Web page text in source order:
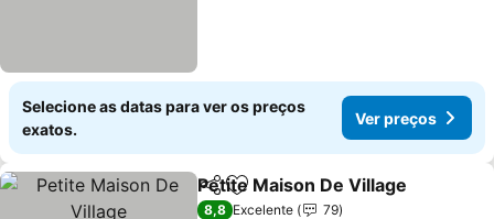
Selecione as datas para ver os preços
exatos.
Ver preços
PartilharAdicionar aos favoritos
Petite Maison De Village
8,8 Excelente
79